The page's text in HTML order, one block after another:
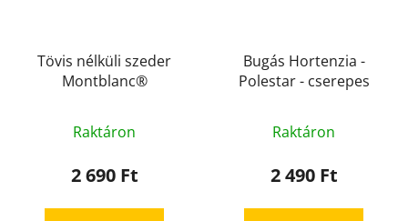
Tövis nélküli szeder
Montblanc®
Raktáron
2 690 Ft
Bugás Hortenzia -
Polestar - cserepes
Raktáron
2 490 Ft